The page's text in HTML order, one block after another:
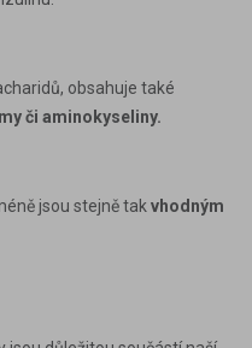
obsahuje také
či aminokyseliny.
jsou stejně tak vhodným